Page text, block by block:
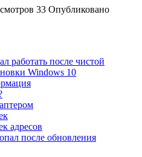
33 Опубликовано
работать после чистой
Windows 10
адресов
после обновления